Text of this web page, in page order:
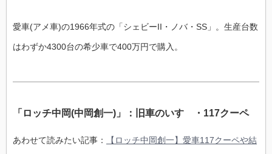
愛車(アメ車)の1966年式の「シェビーII・ノバ・SS」。生産台数
はわずか4300台の希少車で400万円で購入。
「ロッチ中岡(中岡創一)」：旧車のいすゞ・117クーペ
あわせて読みたい記事： 【ロッチ中岡創一】愛車117クーペや結